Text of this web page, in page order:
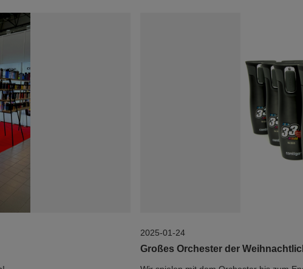
2025-01-24
Großes Orchester der